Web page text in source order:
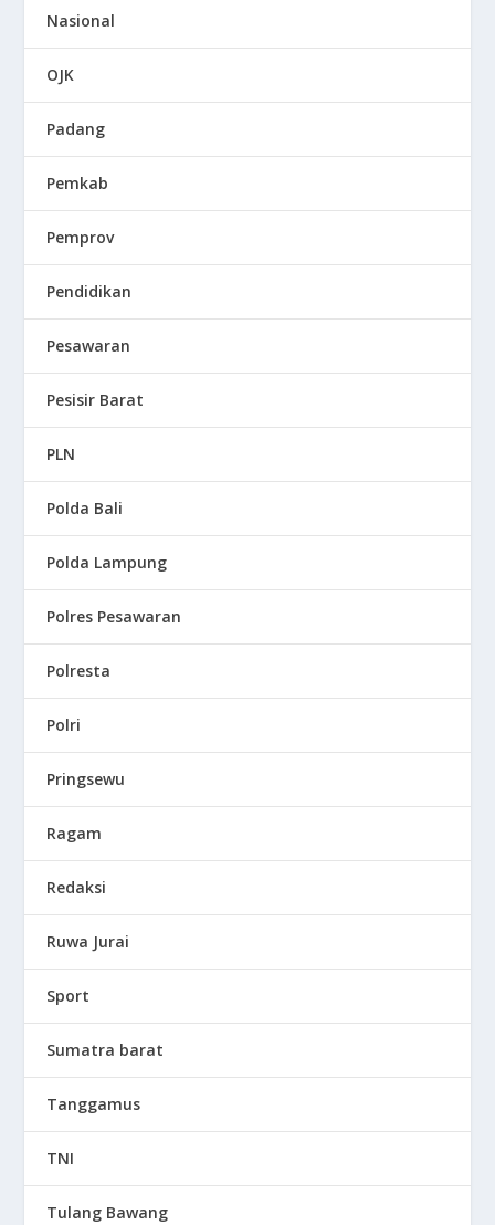
Nasional
OJK
Padang
Pemkab
Pemprov
Pendidikan
Pesawaran
Pesisir Barat
PLN
Polda Bali
Polda Lampung
Polres Pesawaran
Polresta
Polri
Pringsewu
Ragam
Redaksi
Ruwa Jurai
Sport
Sumatra barat
Tanggamus
TNI
Tulang Bawang